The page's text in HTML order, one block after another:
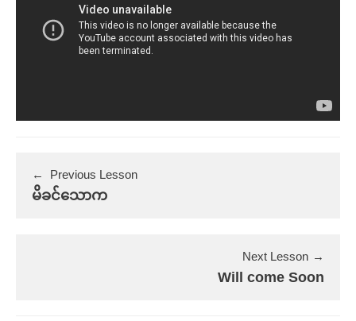
Previous Lesson
မိခင်သောက
Next Lesson
Will come Soon